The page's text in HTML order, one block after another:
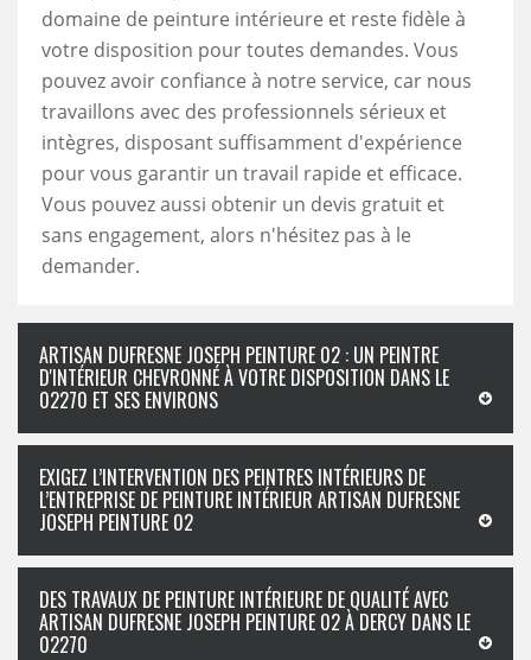
domaine de peinture intérieure et reste fidèle à
votre disposition pour toutes demandes. Vous
pouvez avoir confiance à notre service, car nous
travaillons avec des professionnels sérieux et
intègres, disposant suffisamment d'expérience
pour vous garantir un travail rapide et efficace.
Vous pouvez aussi obtenir un devis gratuit et
sans engagement, alors n'hésitez pas à le
demander.
ARTISAN DUFRESNE JOSEPH PEINTURE 02 : UN PEINTRE
D'INTÉRIEUR CHEVRONNÉ À VOTRE DISPOSITION DANS LE
02270 ET SES ENVIRONS
EXIGEZ L’INTERVENTION DES PEINTRES INTÉRIEURS DE
L’ENTREPRISE DE PEINTURE INTÉRIEUR ARTISAN DUFRESNE
JOSEPH PEINTURE 02
DES TRAVAUX DE PEINTURE INTÉRIEURE DE QUALITÉ AVEC
ARTISAN DUFRESNE JOSEPH PEINTURE 02 À DERCY DANS LE
02270